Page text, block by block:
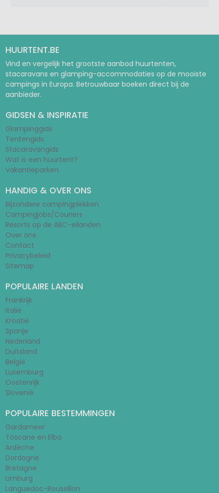
HUURTENT.BE
Vind en vergelijk het grootste aanbod huurtenten,
stacaravans en glamping-accommodaties op de mooiste
campings in Europa. Betrouwbaar boeken direct bij de
aanbieder.
GIDSEN & INSPIRATIE
Glampinggids
Tentengids
Stacaravangids
Wat is een huurtent?
Vakantieparken
HANDIG & OVER ONS
Bijzondere campingplekken
Campingjobs/Couriers
Resorts op de ABC-eilanden
Over ons
Contact
Privacybeleid
Sitemap
POPULAIRE LANDEN
Frankrijk
Italië
Kroatië
Spanje
Nederland
Duitsland
België
Luxemburg
Oostenrijk
Slovenië
POPULAIRE BESTEMMINGEN
Gardameer
Toscane en Elba
Ardèche
Dordogne
Bretagne
Limburg
Languedoc-Roussillon